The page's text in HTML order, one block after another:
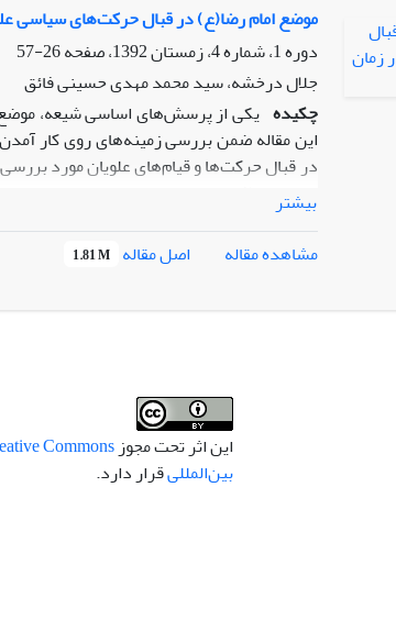
موضع امام رضا(ع) در قبال حرکت‌های سیاسی
دوره 1، شماره 4، زمستان 1392، صفحه
26-57
جلال درخشه، سید محمد مهدی حسینی فائق
چکیده یکی از پرسش‌های اساسی شیعه،
این مقاله ضمن بررسی زمینه‌های روی کار
در قبال حرکت‌ها و قیام‌های علویان مورد
تاریخی خلافت عباسیان و وضعیت علویان در
علویان از آغاز خلافت عباسی مورد بررسی
هادی و قیام حسین‌بن علی‌بن حسن، خلافت
(ع) در قبال این حرکت‌ها بیان
بیشتر
مشاهده مقاله
اصل مقاله 1.81 M
این اثر تحت مجوز
بین‌المللیقرار دارد.